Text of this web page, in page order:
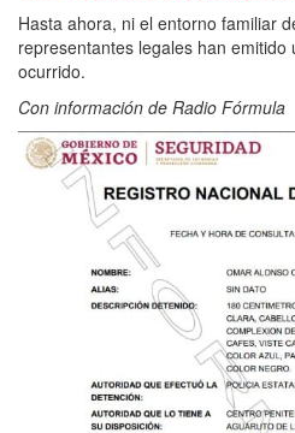
Hasta ahora, ni el entorno familiar
representantes legales han
ocurrido.
Con información de Radio Fórmula